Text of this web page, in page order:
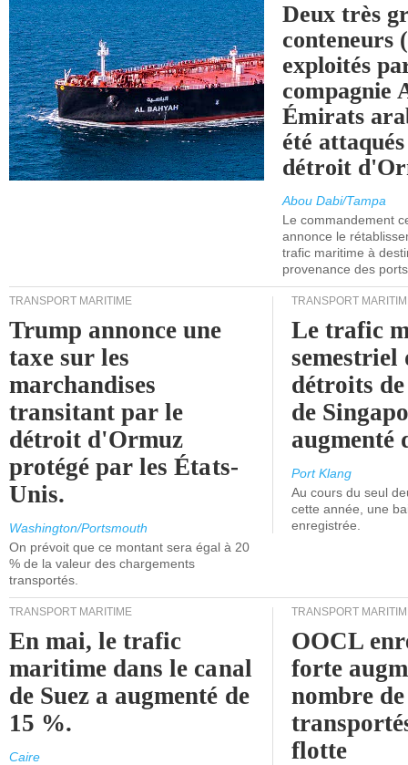
Deux très
conteneurs
exploités
compagnie
Émirats
été
détroit
Abou Dabi/Tampa
Le commandement
annonce le
trafic maritime à
provenance des
TRANSPORT MARITIME
Trump annonce une
taxe sur les
marchandises
transitant par le
détroit d'Ormuz
protégé par les États-
Unis.
Washington/Portsmouth
On prévoit que ce montant sera égal à 20
% de la valeur des chargements
transportés.
TRANSPORT
Le trafic
semestriel
détroits
de
augmenté
Port Klang
Au cours du seul
cette année, une
enregistrée.
TRANSPORT MARITIME
En mai, le trafic
maritime dans le canal
de Suez a augmenté de
15 %.
Caire
TRANSPORT
OOCL
forte
nombre
flotte